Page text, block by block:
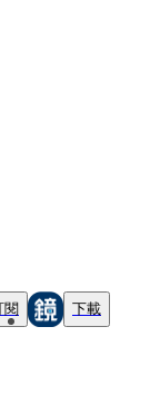
閱 下載